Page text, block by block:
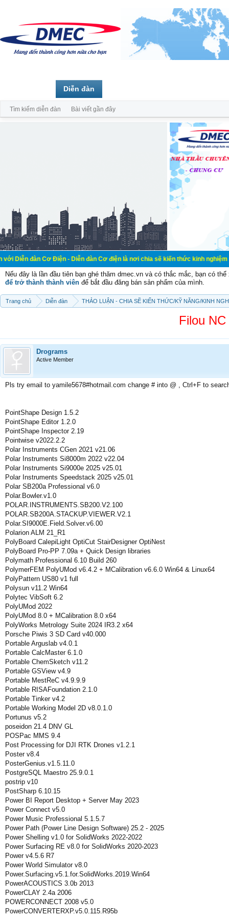
Cơ Điện - Diễn đàn Cơ điện là nơi chia sẽ kiến thức kinh nghiệm trong
Nếu đây là lần đầu tiên bạn ghé thăm dmec.vn và có thắc mắc, bạn có
để trở thành thành viên để bắt đầu đăng bán sản phẩm của mình.
Trang chủ Diễn đàn THẢO LUẬN - CHIA SẼ KIẾN THỨC/KỸ NĂNG/KINH
Filou
Drograms
Active Member
Pls try email to yamile5678#hotmail.com change # into @ , Ctrl+F to
PointShape Design 1.5.2
PointShape Editor 1.2.0
PointShape Inspector 2.19
Pointwise v2022.2.2
Polar Instruments CGen 2021 v21.06
Polar Instruments Si8000m 2022 v22.04
Polar Instruments Si9000e 2025 v25.01
Polar Instruments Speedstack 2025 v25.01
Polar SB200a Professional v6.0
Polar.Bowler.v1.0
POLAR.INSTRUMENTS.SB200.V2.100
POLAR.SB200A.STACKUP.VIEWER.V2.1
Polar.SI9000E.Field.Solver.v6.00
Polarion ALM 21_R1
PolyBoard CalepiLight OptiCut StairDesigner OptiNest
PolyBoard Pro-PP 7.09a + Quick Design libraries
Polymath Professional 6.10 Build 260
PolymerFEM PolyUMod v6.4.2 + MCalibration v6.6.0 Win64 & Linux64
PolyPattern US80 v1 full
Polysun v11.2 Win64
Polytec VibSoft 6.2
PolyUMod 2022
PolyUMod 8.0 + MCalibration 8.0 x64
PolyWorks Metrology Suite 2024 IR3.2 x64
Porsche Piwis 3 SD Card v40.000
Portable Arguslab v4.0.1
Portable CalcMaster 6.1.0
Portable ChemSketch v11.2
Portable GSView v4.9
Portable MestReC v4.9.9.9
Portable RISAFoundation 2.1.0
Portable Tinker v4.2
Portable Working Model 2D v8.0.1.0
Portunus v5.2
poseidon 21.4 DNV GL
POSPac MMS 9.4
Post Processing for DJI RTK Drones v1.2.1
Poster v8.4
PosterGenius.v1.5.11.0
PostgreSQL Maestro 25.9.0.1
postrip v10
PostSharp 6.10.15
Power BI Report Desktop + Server May 2023
Power Connect v5.0
Power Music Professional 5.1.5.7
Power Path (Power Line Design Software) 25.2 - 2025
Power Shelling v1.0 for SolidWorks 2022-2022
Power Surfacing RE v8.0 for SolidWorks 2020-2023
Power v4.5.6 R7
Power World Simulator v8.0
Power.Surfacing.v5.1.for.SolidWorks.2019.Win64
PowerACOUSTICS 3.0b 2013
PowerCLAY 2.4a 2006
POWERCONNECT 2008 v5.0
PowerCONVERTERXP.v5.0.115.R95b
Diễn đàn
Tìm kiếm diễn đàn Bài viết gần đây